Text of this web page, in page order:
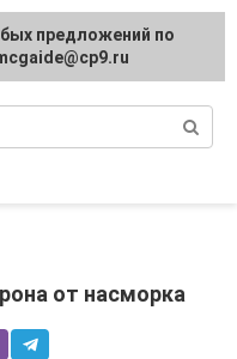
от насморка
предложений по